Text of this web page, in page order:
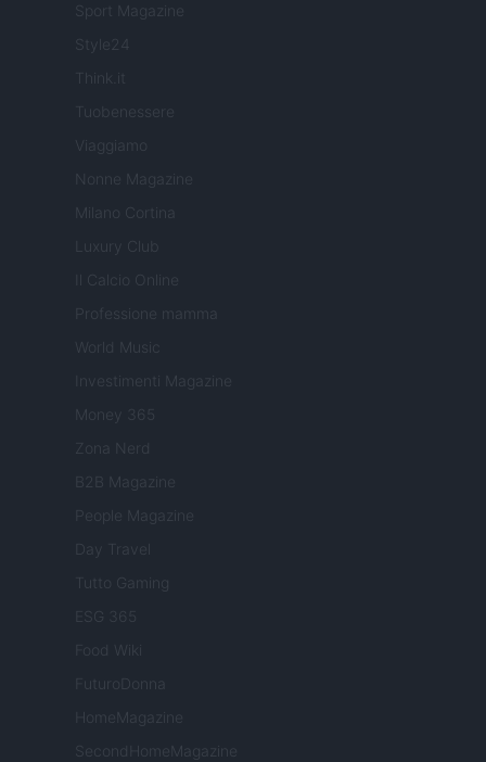
Sport Magazine
Style24
Think.it
Tuobenessere
Viaggiamo
Nonne Magazine
Milano Cortina
Luxury Club
Il Calcio Online
Professione mamma
World Music
Investimenti Magazine
Money 365
Zona Nerd
B2B Magazine
People Magazine
Day Travel
Tutto Gaming
ESG 365
Food Wiki
FuturoDonna
HomeMagazine
SecondHomeMagazine